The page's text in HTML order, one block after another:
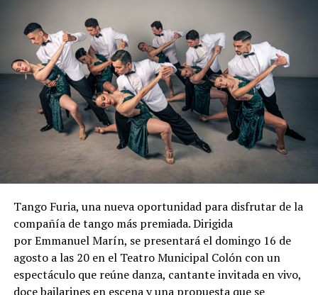
Tango Furia, una nueva oportunidad para disfrutar de la
compañía de tango más premiada. Dirigida
por Emmanuel Marín, se presentará el domingo 16 de
agosto a las 20 en el Teatro Municipal Colón con un
espectáculo que reúne danza, cantante invitada en vivo,
doce bailarines en escena y una propuesta que se